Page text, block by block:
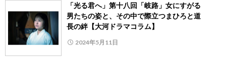
「光る君へ」第十八回「岐路」女にすがる
男たちの姿と、その中で際立つまひろと道
長の絆【大河ドラマコラム】
2024年5月11日